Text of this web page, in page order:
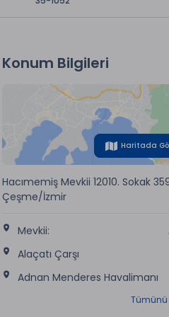
Konum Bilgileri
Haritada
Hacımemiş Mevkii 12010. Sokak
Çeşme/İzmir
Mevkii:
Alaçatı Çarşı
Adnan Menderes Havalimanı